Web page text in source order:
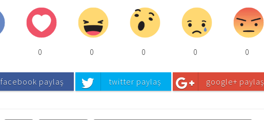
0 0 0 0 0
facebook paylaş twitter paylaş google+ paylaş